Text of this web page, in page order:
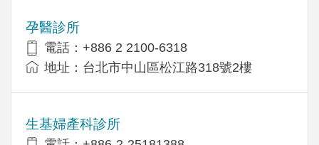
孕醫診所
電話：+886 2 2100-6318
地址：台北市中山區松江路318號2樓
生基婦產科診所